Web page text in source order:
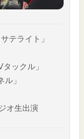
テライト」
タックル」
ル」
オ生出演